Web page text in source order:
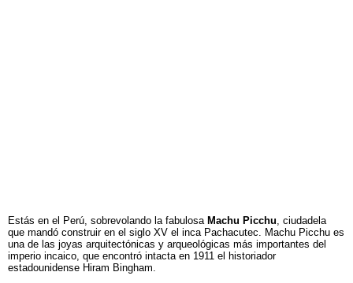
Estás en el Perú, sobrevolando la fabulosa Machu Picchu, ciudadela
que mandó construir en el siglo XV el inca Pachacutec. Machu Picchu es
una de las joyas arquitectónicas y arqueológicas más importantes del
imperio incaico, que encontró intacta en 1911 el historiador
estadounidense Hiram Bingham.